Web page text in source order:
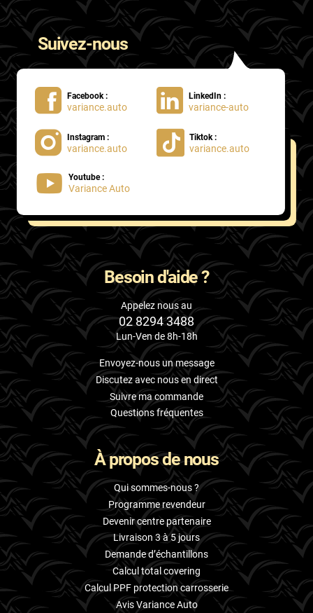
Suivez-nous
Facebook :
variance.auto
LinkedIn :
variance-auto
Instagram :
variance.auto
Tiktok :
variance.auto
Youtube :
Variance Auto
Besoin d'aide ?
Appelez nous au
02 8294 3488
Lun-Ven de 8h-18h
Envoyez-nous un message
Discutez avec nous en direct
Suivre ma commande
Questions fréquentes
À propos de nous
Qui sommes-nous ?
Programme revendeur
Devenir centre partenaire
Livraison 3 à 5 jours
Demande d’échantillons
Calcul total covering
Calcul PPF protection carrosserie
Avis Variance Auto